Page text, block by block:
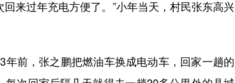
来过年充电方便了。”小年当天，村民张东高兴
前，张之鹏把燃油车换成电动车，回家一趟的